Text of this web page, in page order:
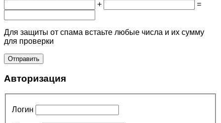
+
=
Для защиты от спама встаьте любые числа и их сумму
для проверки
Авторизация
Логин